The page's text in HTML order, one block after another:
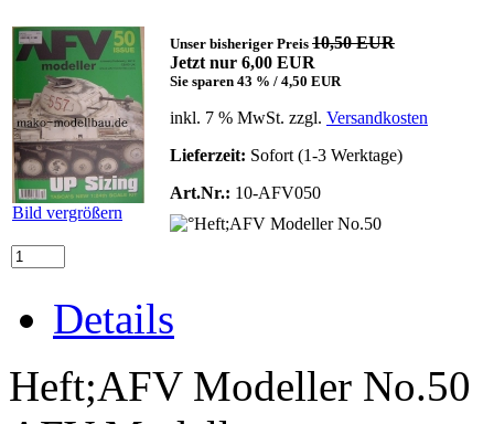
Bild vergrößern
Unser bisheriger Preis 10,50 EUR
Jetzt nur 6,00 EUR
Sie sparen 43 % / 4,50 EUR
inkl. 7 % MwSt. zzgl. Versandkosten
Lieferzeit: Sofort (1-3 Werktage)
Art.Nr.: 10-AFV050
Details
Heft;AFV Modeller No.50